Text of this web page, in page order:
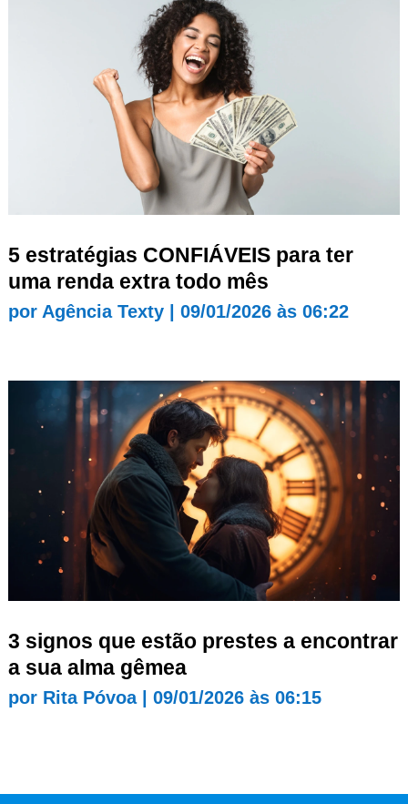
5 estratégias CONFIÁVEIS para ter
uma renda extra todo mês
por Agência Texty| 09/01/2026 às 06:22
3 signos que estão prestes a encontrar
a sua alma gêmea
por Rita Póvoa| 09/01/2026 às 06:15